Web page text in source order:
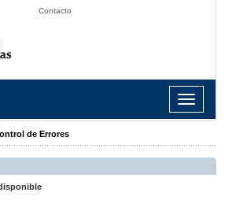
Contacto
Toggle
navigation
de Errores